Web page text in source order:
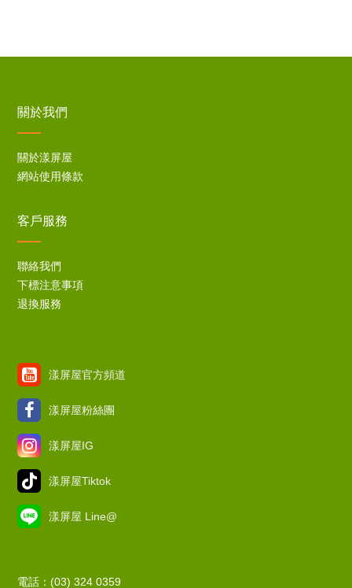
關於我們
關於漾屏屋
網站使用條款
客戶服務
聯絡我們
下標注意事項
退換服務
漾屏屋官方頻道
漾屏屋粉絲團
漾屏屋IG
漾屏屋Tiktok
漾屏屋 Line@
電話：(03) 324 0359